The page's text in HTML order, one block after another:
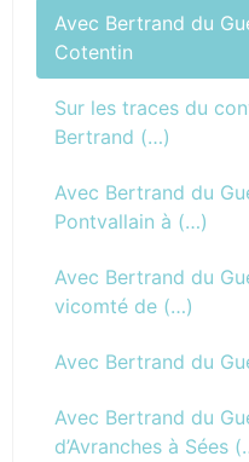
Avec Bertrand du
Cotentin
Sur les traces du
Bertrand (…)
Avec Bertrand du
Pontvallain à (…)
Avec Bertrand du
vicomté de (…)
Avec Bertrand du
Avec Bertrand du
d’Avranches à Sées